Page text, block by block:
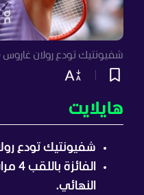
شفيونتيك تودع رولان غاروس
هايلايت
شفيونتيك تودع
النهائي.